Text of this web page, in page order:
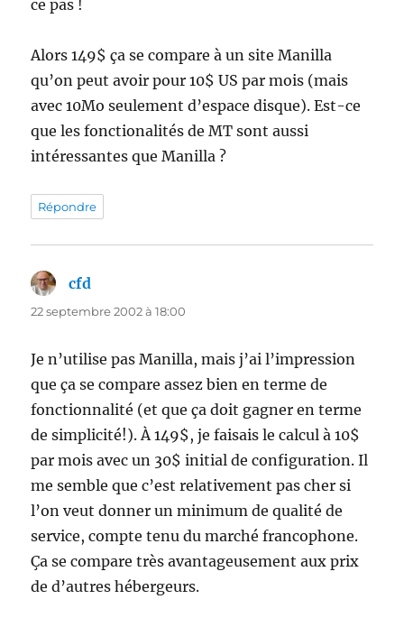
ce pas !
Alors 149$ ça se compare à un site Manilla
qu’on peut avoir pour 10$ US par mois (mais
avec 10Mo seulement d’espace disque). Est-ce
que les fonctionalités de MT sont aussi
intéressantes que Manilla ?
Répondre
cfd
22 septembre 2002 à 18:00
Je n’utilise pas Manilla, mais j’ai l’impression
que ça se compare assez bien en terme de
fonctionnalité (et que ça doit gagner en terme
de simplicité!). À 149$, je faisais le calcul à 10$
par mois avec un 30$ initial de configuration. Il
me semble que c’est relativement pas cher si
l’on veut donner un minimum de qualité de
service, compte tenu du marché francophone.
Ça se compare très avantageusement aux prix
de d’autres hébergeurs.